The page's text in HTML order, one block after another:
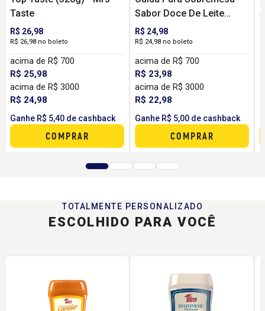
Taste
R$ 26,98
R$ 26,98 no boleto
acima de R$ 700
R$ 25,98
acima de R$ 3000
R$ 24,98
Ganhe R$ 5,40 de cashback
COMPRAR
Sabor Doce De Leite
(335g) - Mrs Taste
R$ 24,98
R$ 24,98 no boleto
acima de R$ 700
R$ 23,98
acima de R$ 3000
R$ 22,98
Ganhe R$ 5,00 de cashback
COMPRAR
TOTALMENTE PERSONALIZADO
ESCOLHIDO PARA VOCÊ